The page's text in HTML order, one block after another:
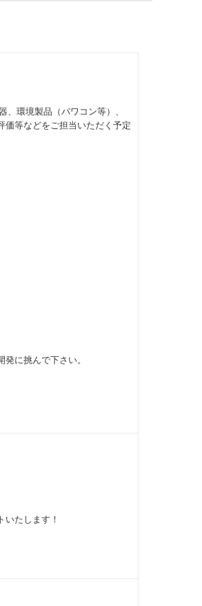
環境製品（パワコン等）、
価等などをご担当いただく予定
に挑んで下さい。
たします！